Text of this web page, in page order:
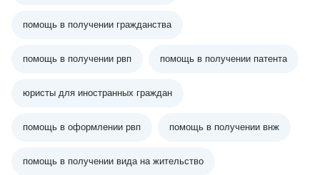
помощь в получении гражданства
помощь в получении рвп помощь в получении патента
юристы для иностранных граждан
помощь в оформлении рвп помощь в получении внж
помощь в получении вида на жительство